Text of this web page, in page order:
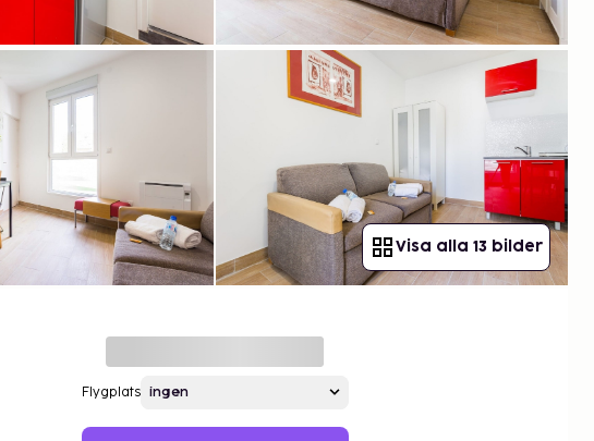
Visa alla 13 bilder
Flygplats